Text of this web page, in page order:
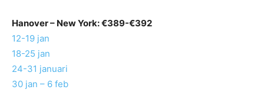
Hanover– New York: €389-€392
12-19 jan
18-25 jan
24-31 januari
30 jan – 6 feb